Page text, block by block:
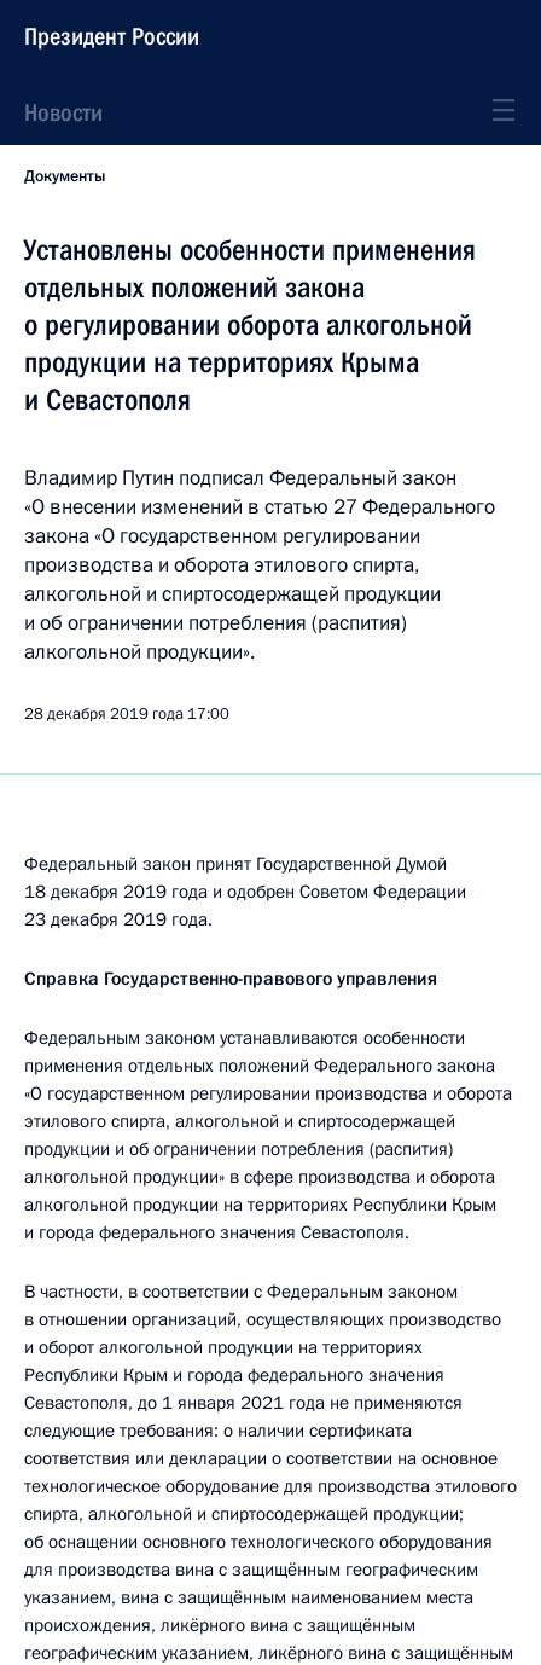
Президент России
Новости
Документы
Установлены особенности применения
отдельных положений закона
о регулировании оборота алкогольной
продукции на территориях Крыма
и Севастополя
Владимир Путин подписал Федеральный закон
«О внесении изменений в статью 27 Федерального
закона «О государственном регулировании
производства и оборота этилового спирта,
алкогольной и спиртосодержащей продукции
и об ограничении потребления (распития)
алкогольной продукции».
28 декабря 2019 года 17:00
Федеральный закон принят Государственной Думой
18 декабря 2019 года и одобрен Советом Федерации
23 декабря 2019 года.
Справка Государственно-правового управления
Федеральным законом устанавливаются особенности
применения отдельных положений Федерального закона
«О государственном регулировании производства и оборота
этилового спирта, алкогольной и спиртосодержащей
продукции и об ограничении потребления (распития)
алкогольной продукции» в сфере производства и оборота
алкогольной продукции на территориях Республики Крым
и города федерального значения Севастополя.
В частности, в соответствии с Федеральным законом
в отношении организаций, осуществляющих производство
и оборот алкогольной продукции на территориях
Республики Крым и города федерального значения
Севастополя, до 1 января 2021 года не применяются
следующие требования: о наличии сертификата
соответствия или декларации о соответствии на основное
технологическое оборудование для производства этилового
спирта, алкогольной и спиртосодержащей продукции;
об оснащении основного технологического оборудования
для производства вина с защищённым географическим
указанием, вина с защищённым наименованием места
происхождения, ликёрного вина с защищённым
географическим указанием, ликёрного вина с защищённым